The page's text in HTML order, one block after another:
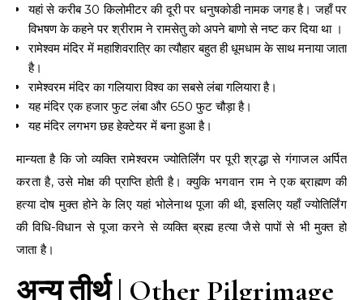
यहां से करीब 30 किलोमीटर की दूरी पर धनुषकोडी नामक जगह है। जहाँ पर
विभषण के कहने पर श्रीराम ने रामसेतु को अपने बाणो से नष्ट कर दिया था ।
रामेश्वम मंदिर में महाशिवरात्रि का त्यौहार बहुत ही धूमधाम के साथ मनाया जाता
है।
रामेश्वरम मंदिर का गलियारा विश्व का सबसे लंबा गलियारा है।
यह मंदिर एक हजार फुट लंबा और 650 फुट चौड़ा है।
यह मंदिर लगभग छह हेक्टेयर में बना हुआ है।
मान्यता है कि जो व्यक्ति रामेश्वरम ज्योतिर्लिंग पर पूरी श्रद्धा से गंगाजल अर्पित
करता है, उसे मोक्ष की प्राप्ति होती है। क्युकि भगवान राम ने एक ब्राह्मण की
हत्या दोष मुक्त होने के लिए यहां भोलेनाथ पूजा की थी, इसलिए यहाँ ज्योतिर्लिंग
की विधि-विधान से पूजा करने से व्यक्ति ब्रह्म हत्या जैसे पापों से भी मुक्त हो
जाता है।
अन्य तीर्थ | Other Pilgrimage